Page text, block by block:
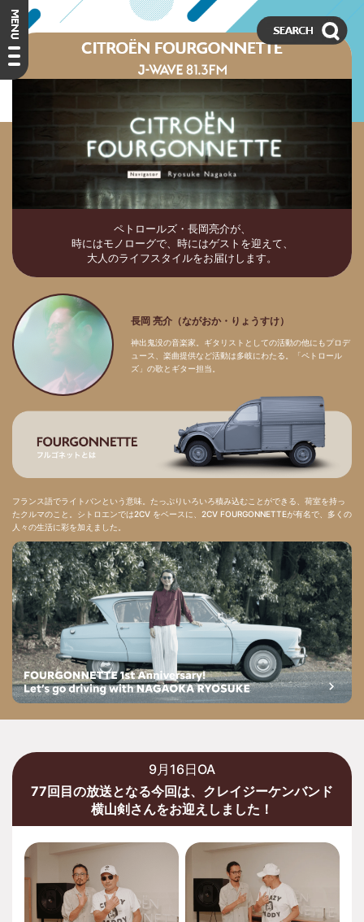
ペトロールズ・長岡亮介が、
時にはモノローグで、時にはゲストを迎えて、
大人のライフスタイルをお届けします。
長岡 亮介（ながおか・りょうすけ）
神出鬼没の音楽家。ギタリストとしての活動の他にもプロデ
ュース、楽曲提供など活動は多岐にわたる。「ペトロール
ズ」の歌とギター担当。
フランス語でライトバンという意味。たっぷりいろいろ積み込むことができる、荷室を持っ
たクルマのこと。シトロエンでは2CV をベースに、2CV FOURGONNETTEが有名で、多くの
人々の生活に彩を加えました。
9月16日OA
77回目の放送となる今回は、クレイジーケンバンド
横山剣さんをお迎えしました！